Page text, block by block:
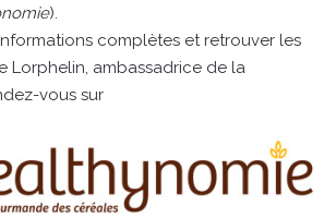
).
complètes et retrouver les
Lorphelin, ambassadrice de la
vous sur